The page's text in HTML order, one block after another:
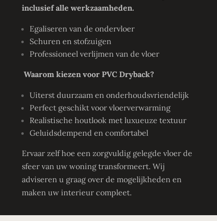
inclusief alle werkzaamheden.
Egaliseren van de ondervloer
Schuren en stofzuigen
Professioneel verlijmen van de vloer
Waarom kiezen voor PVC Dryback?
Uiterst duurzaam en onderhoudsvriendelijk
Perfect geschikt voor vloerverwarming
Realistische houtlook met luxueuze textuur
Geluidsdempend en comfortabel
Ervaar zelf hoe een zorgvuldig gelegde vloer de
sfeer van uw woning transformeert. Wij
adviseren u graag over de mogelijkheden en
maken uw interieur compleet.